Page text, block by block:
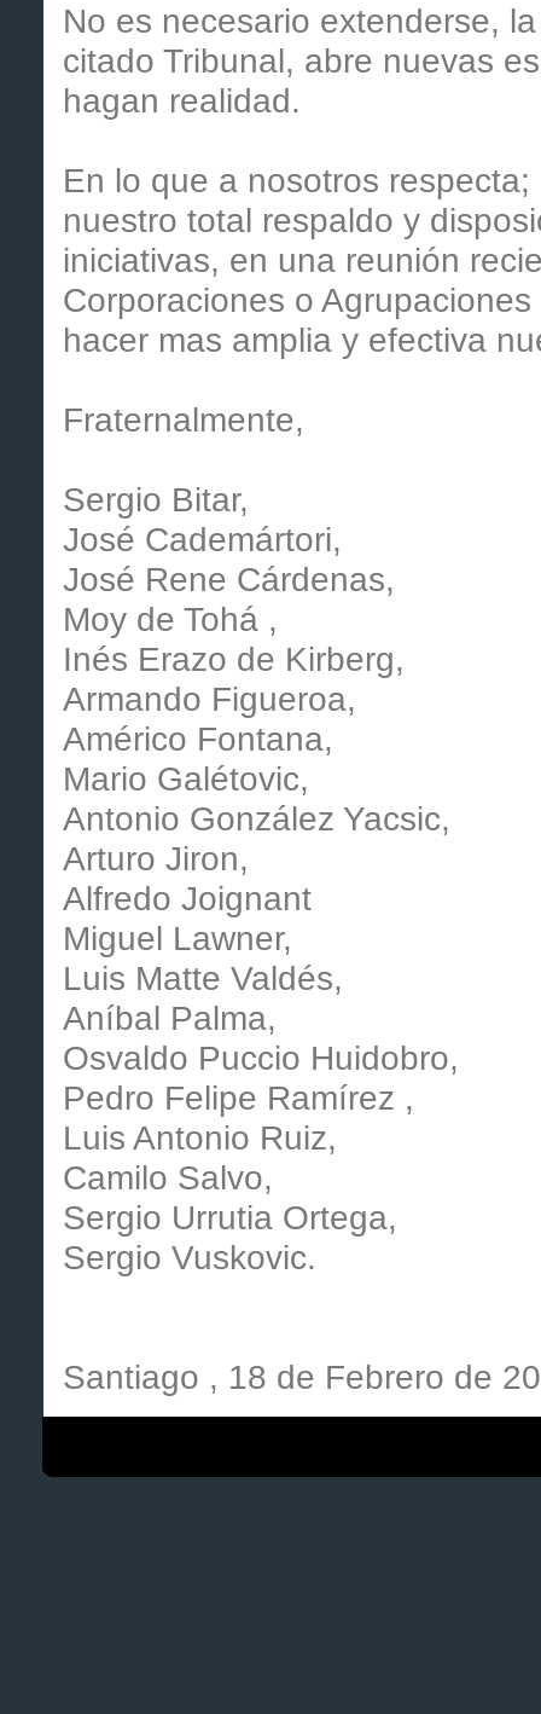
No es necesario extenderse,
citado Tribunal, abre nuevas
hagan realidad.
En lo que a nosotros
nuestro total respaldo y
iniciativas, en una reunión
Corporaciones o
hacer mas amplia y efectiva
Fraternalmente,
Sergio Bitar,
José Cademártori,
José Rene Cárdenas,
Moy de Tohá ,
Inés Erazo de Kirberg,
Armando Figueroa,
Américo Fontana,
Mario Galétovic,
Antonio González Yacsic,
Arturo Jiron,
Alfredo Joignant
Miguel Lawner,
Luis Matte Valdés,
Aníbal Palma,
Osvaldo Puccio Huidobro,
Pedro Felipe Ramírez ,
Luis Antonio Ruiz,
Camilo Salvo,
Sergio Urrutia Ortega,
Sergio Vuskovic.
Santiago , 18 de Febrero de